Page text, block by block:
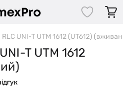
UNI-T UTM 1612 (UT612)
T UTM 1612